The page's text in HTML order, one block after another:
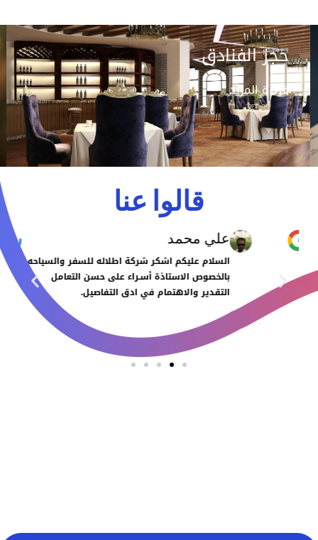
حجز الفنادق
قراءة المزيد
قالوا عنا
علي محمد
السلام عليكم اشكر شركة اطلاله للسفر والسياحه
بالخصوص الاستاذة أسـراء على حسن التعامل
التقدير والاهتمام في ادق التفاصيل.